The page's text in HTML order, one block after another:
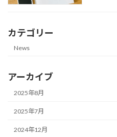
カテゴリー
News
アーカイブ
2025年8月
2025年7月
2024年12月